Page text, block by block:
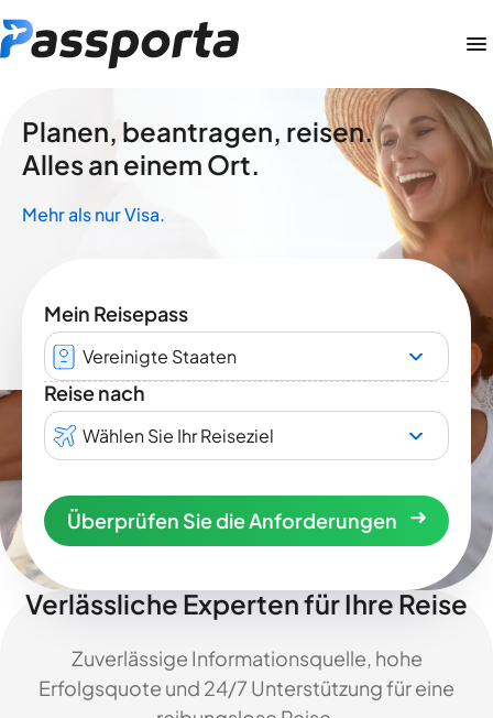
Planen, beantragen, reisen.
Alles an einem Ort.
Mehr als nur Visa.
Mein Reisepass
Vereinigte Staaten
Reise nach
Wählen Sie Ihr Reiseziel
Überprüfen Sie die Anforderungen
Verlässliche Experten für Ihre Reise
Zuverlässige Informationsquelle, hohe
Erfolgsquote und 24/7 Unterstützung für eine